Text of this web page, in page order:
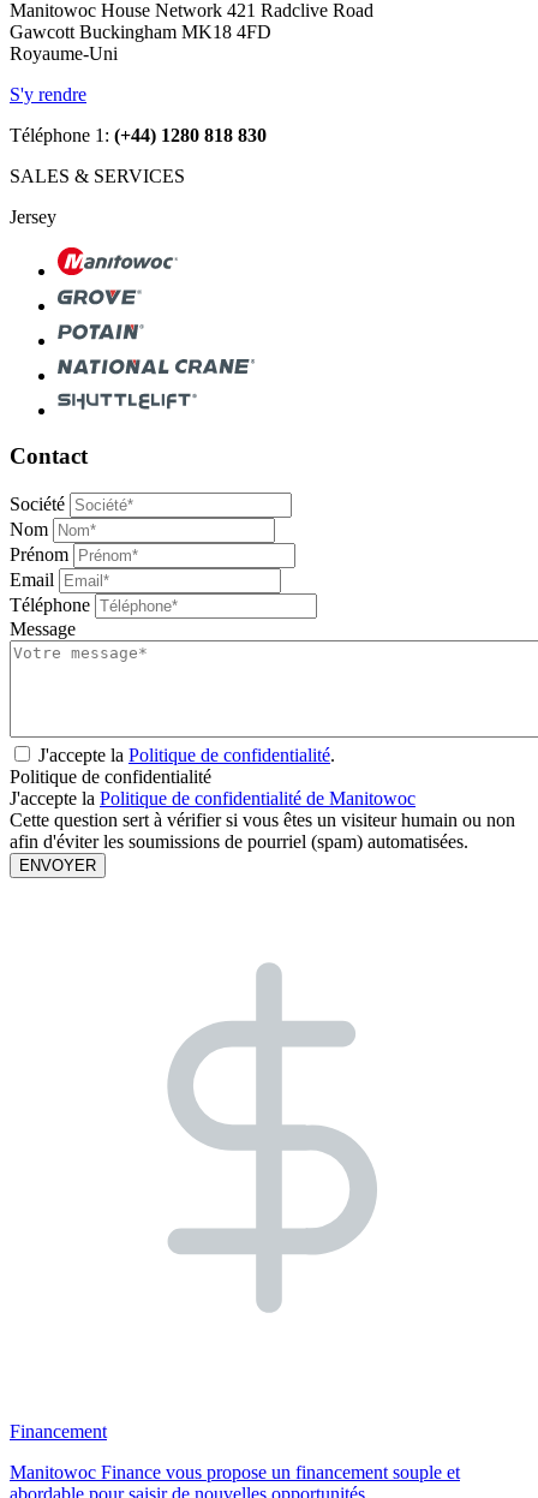
Manitowoc House Network 421 Radclive Road
Gawcott Buckingham MK18 4FD
Royaume-Uni
S'y rendre
Téléphone 1: (+44) 1280 818 830
SALES & SERVICES
Jersey
Contact
Société
Nom
Prénom
Email
Téléphone
Message
J'accepte la Politique de confidentialité.
Politique de confidentialité
J'accepte la Politique de confidentialité de Manitowoc
Cette question sert à vérifier si vous êtes un visiteur humain ou non
afin d'éviter les soumissions de pourriel (spam) automatisées.
Financement
Manitowoc Finance vous propose un financement souple et